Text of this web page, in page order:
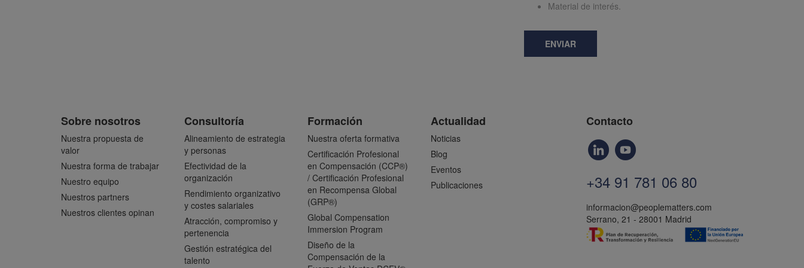
Material de interés.
ENVIAR
Sobre nosotros
Nuestra propuesta de
valor
Nuestra forma de trabajar
Nuestro equipo
Nuestros partners
Nuestros clientes opinan
Consultoría
Alineamiento de estrategia
y personas
Efectividad de la
organización
Rendimiento organizativo
y costes salariales
Atracción, compromiso y
pertenencia
Gestión estratégica del
talento
Formación
Nuestra oferta formativa
Certificación Profesional
en Compensación (CCP®)
/ Certificación Profesional
en Recompensa Global
(GRP®)
Global Compensation
Immersion Program
Diseño de la
Compensación de la
Actualidad
Noticias
Blog
Eventos
Publicaciones
Contacto
+34 91 781 06 80
informacion@peoplematters.com
Serrano, 21 - 28001 Madrid